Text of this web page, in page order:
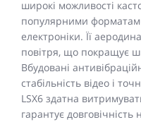
широкі можливості
популярними
електроніки. Її
повітря, що покращує
Вбудовані
стабільність відео і
LSX6 здатна
гарантує